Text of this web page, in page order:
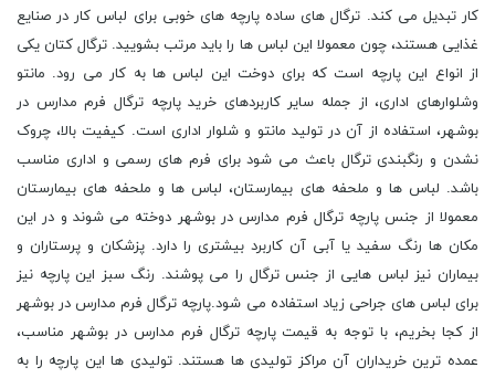
کار تبدیل می کند. ترگال های ساده پارچه های خوبی برای لباس کار در صنایع
غذایی هستند، چون معمولا این لباس ها را باید مرتب بشویید. ترگال کتان یکی
از انواع این پارچه است که برای دوخت این لباس ها به کار می رود. مانتو
وشلوارهای اداری، از جمله سایر کاربردهای خرید پارچه ترگال فرم مدارس در
بوشهر، استفاده از آن در تولید مانتو و شلوار اداری است. کیفیت بالا، چروک
نشدن و رنگبندی ترگال باعث می شود برای فرم های رسمی و اداری مناسب
باشد. لباس ها و ملحفه های بیمارستان، لباس ها و ملحفه های بیمارستان
معمولا از جنس پارچه ترگال فرم مدارس در بوشهر دوخته می شوند و در این
مکان ها رنگ سفید یا آبی آن کاربرد بیشتری را دارد. پزشکان و پرستاران و
بیماران نیز لباس هایی از جنس ترگال را می پوشند. رنگ سبز این پارچه نیز
برای لباس های جراحی زیاد استفاده می شود.پارچه ترگال فرم مدارس در بوشهر
از کجا بخریم، با توجه به قیمت پارچه ترگال فرم مدارس در بوشهر مناسب،
عمده ترین خریداران آن مراکز تولیدی ها هستند. تولیدی ها این پارچه را به